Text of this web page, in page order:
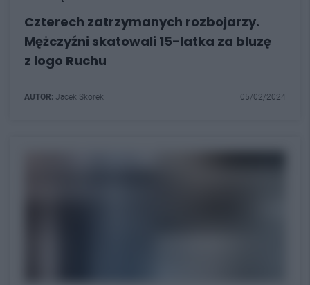
Czterech zatrzymanych rozbojarzy.
Mężczyźni skatowali 15-latka za bluzę
z logo Ruchu
AUTOR: Jacek Skorek 05/02/2024